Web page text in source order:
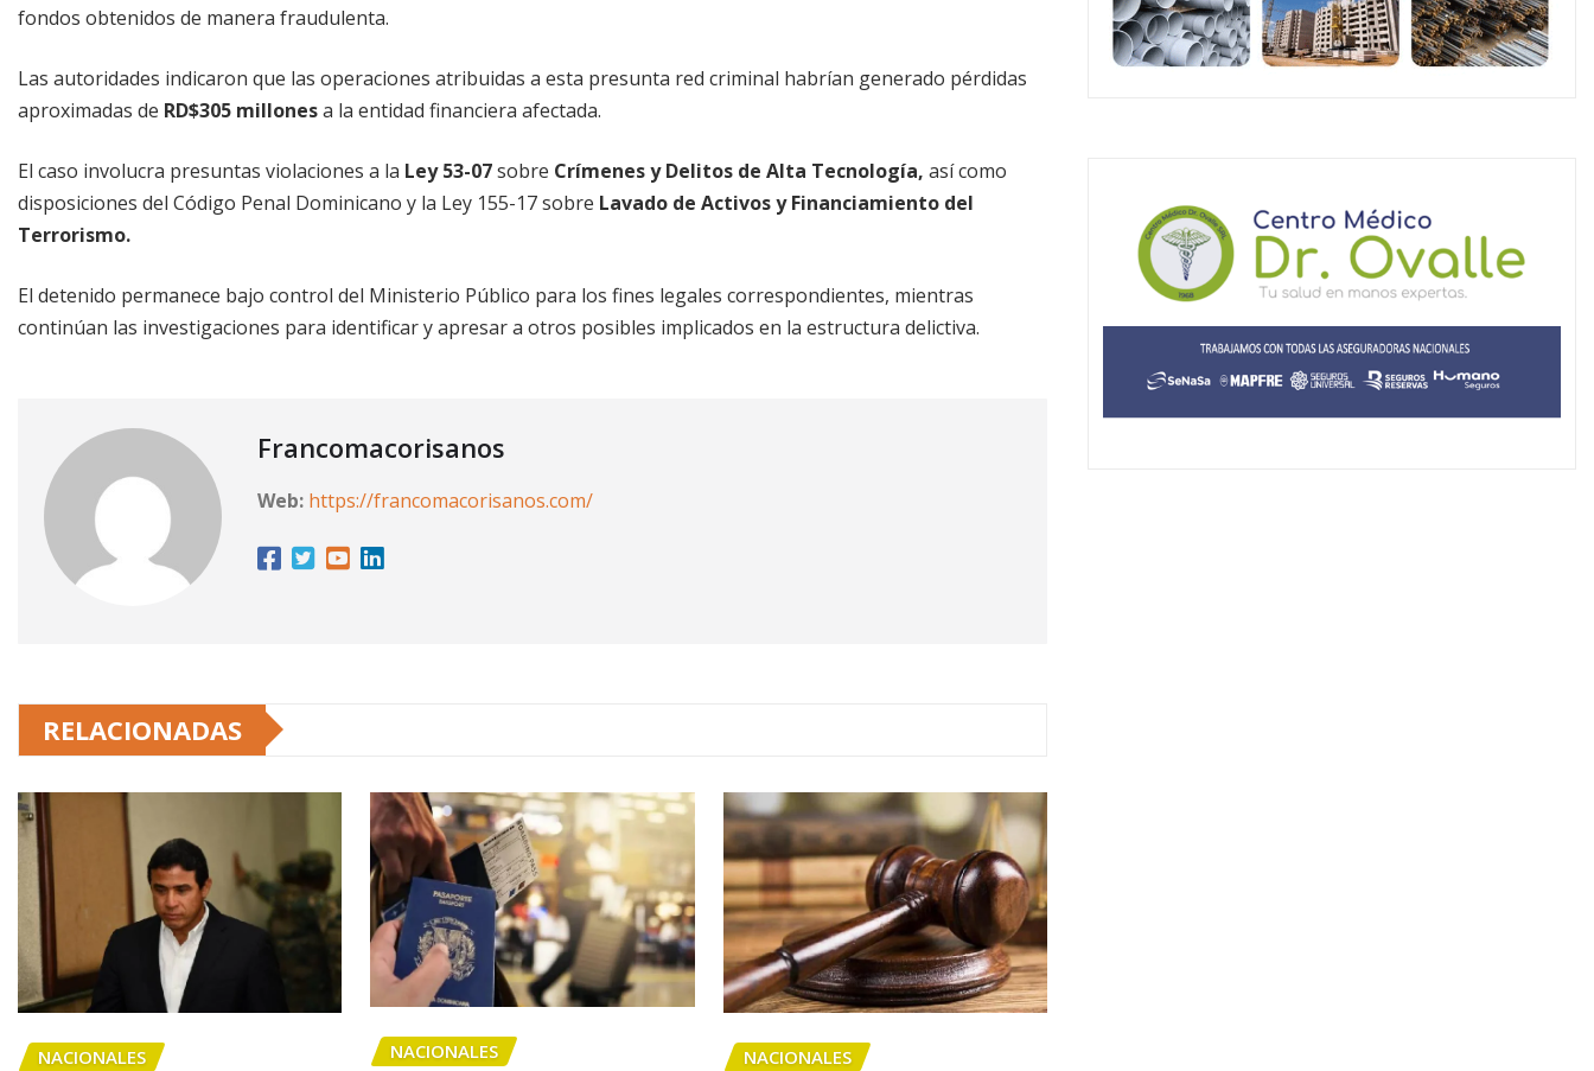
fondos obtenidos de manera fraudulenta.
Las autoridades indicaron que las operaciones atribuidas a esta presunta red criminal habrían generado pérdidas
aproximadas de RD$305 millonesa la entidad financiera afectada.
El caso involucra presuntas violaciones a la Ley 53-07sobre Crímenes y Delitos de Alta Tecnología, así como
disposiciones del Código Penal Dominicano y la Ley 155-17 sobre Lavado de Activos y Financiamiento del
Terrorismo.
El detenido permanece bajo control del Ministerio Público para los fines legales correspondientes, mientras
continúan las investigaciones para identificar y apresar a otros posibles implicados en la estructura delictiva.
Francomacorisanos
Web: https://francomacorisanos.com/
RELACIONADAS
NACIONALES NACIONALES NACIONALES